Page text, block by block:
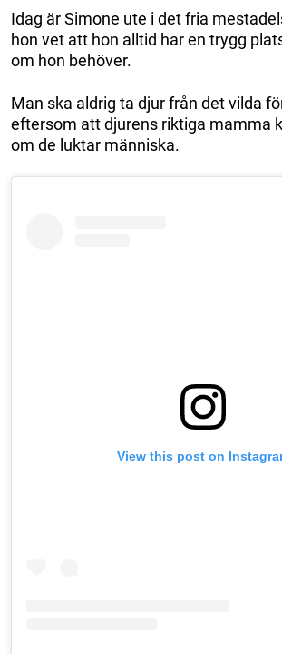
Idag är Simone ute i det fria
hon vet att hon alltid har en trygg
om hon behöver.
Man ska aldrig ta djur från det vilda
eftersom att djurens riktiga mamma
om de luktar människa.
View this post on